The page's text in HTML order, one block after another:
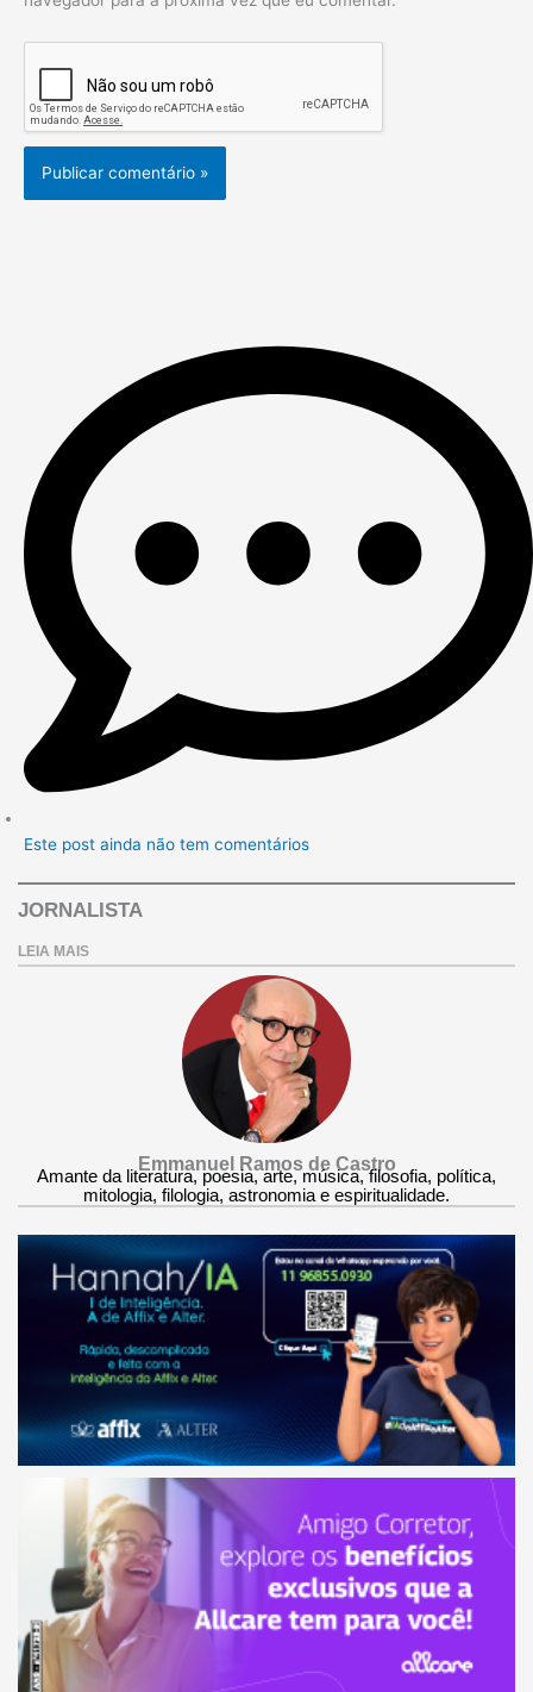
Este post ainda não tem comentários
JORNALISTA
LEIA MAIS
Emmanuel Ramos de Castro
Amante da literatura, poesia, arte, música, filosofia, política,
mitologia, filologia, astronomia e espiritualidade.